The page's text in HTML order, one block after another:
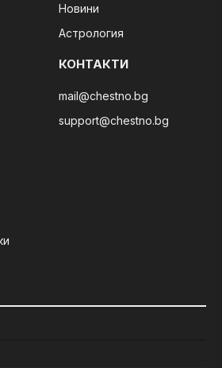
Новини
Астрология
КОНТАКТИ
mail@chestno.bg
support@chestno.bg